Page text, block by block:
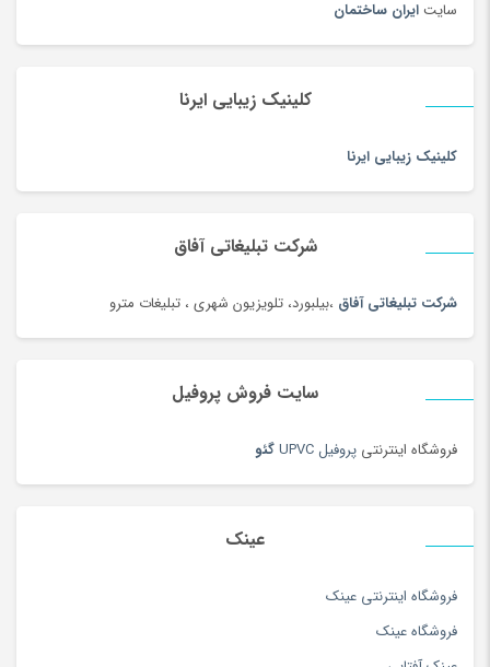
سایت ایران ساختمان
کلینیک زیبایی ایرنا
کلینیک زیبایی ایرنا
شرکت تبلیغاتی آفاق
شرکت تبلیغاتی آفاق ،بیلبورد، تلویزیون شهری ، تبلیغات مترو
سایت فروش پروفیل
فروشگاه اینترنتی پروفیل UPVC گئو
عینک
فروشگاه اینترنتی عینک
فروشگاه عینک